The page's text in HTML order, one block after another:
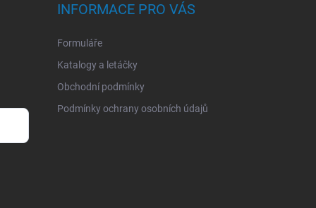
INFORMACE PRO VÁS
Formuláře
Katalogy a letáčky
Obchodní podmínky
Podmínky ochrany osobních údajů